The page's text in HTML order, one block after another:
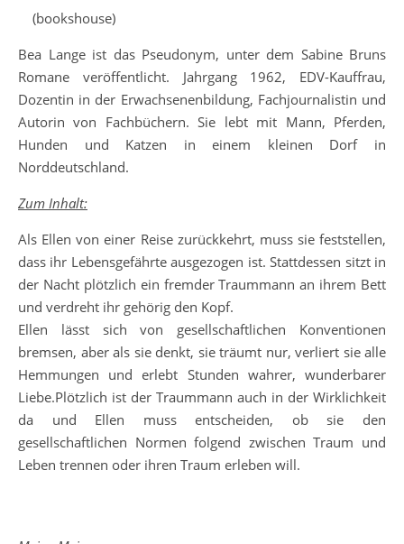
(bookshouse)
Bea Lange ist das Pseudonym, unter dem Sabine Bruns
Romane veröffentlicht. Jahrgang 1962, EDV-Kauffrau,
Dozentin in der Erwachsenenbildung, Fachjournalistin und
Autorin von Fachbüchern. Sie lebt mit Mann, Pferden,
Hunden und Katzen in einem kleinen Dorf in
Norddeutschland.
Zum Inhalt:
Als Ellen von einer Reise zurückkehrt, muss sie feststellen,
dass ihr Lebensgefährte ausgezogen ist. Stattdessen sitzt in
der Nacht plötzlich ein fremder Traummann an ihrem Bett
und verdreht ihr gehörig den Kopf.
Ellen lässt sich von gesellschaftlichen Konventionen
bremsen, aber als sie denkt, sie träumt nur, verliert sie alle
Hemmungen und erlebt Stunden wahrer, wunderbarer
Liebe.Plötzlich ist der Traummann auch in der Wirklichkeit
da und Ellen muss entscheiden, ob sie den
gesellschaftlichen Normen folgend zwischen Traum und
Leben trennen oder ihren Traum erleben will.